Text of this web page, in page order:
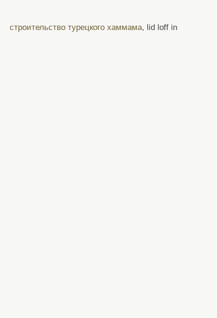
строительство турецкого хаммама, lid loff in